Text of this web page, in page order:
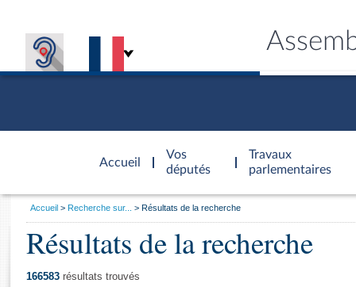
Accueil
d'accueil
Vos
députés
Travaux
parlementaires
Général
Vous
Accueil Recherche sur... Résultats de la recherche
Résultats de la recherche
166583 résultats trouvés